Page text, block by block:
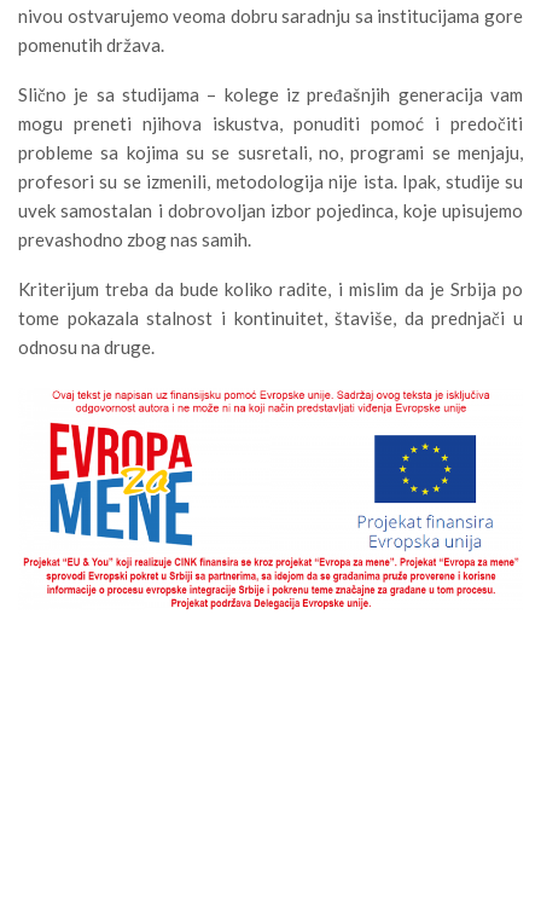
nivou ostvarujemo veoma dobru saradnju sa institucijama gore
pomenutih država.
Slično je sa studijama – kolege iz pređašnjih generacija vam
mogu preneti njihova iskustva, ponuditi pomoć i predočiti
probleme sa kojima su se susretali, no, programi se menjaju,
profesori su se izmenili, metodologija nije ista. Ipak, studije su
uvek samostalan i dobrovoljan izbor pojedinca, koje upisujemo
prevashodno zbog nas samih.
Kriterijum treba da bude koliko radite, i mislim da je Srbija po
tome pokazala stalnost i kontinuitet, štaviše, da prednjači u
odnosu na druge.